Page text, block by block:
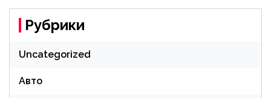
Рубрики
Uncategorized
Авто